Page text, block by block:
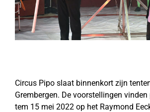
Circus Pipo slaat binnenkort zijn
Grembergen. De voorstellingen
tem 15 mei 2022 op het Raymond